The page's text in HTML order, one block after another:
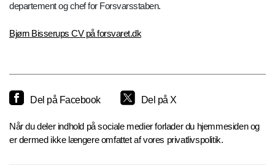
departement og chef for Forsvarsstaben.
Bjørn Bisserups CV på forsvaret.dk
Del på Facebook Del på X
Når du deler indhold på sociale medier forlader du hjemmesiden og
er dermed ikke længere omfattet af vores privatlivspolitik.